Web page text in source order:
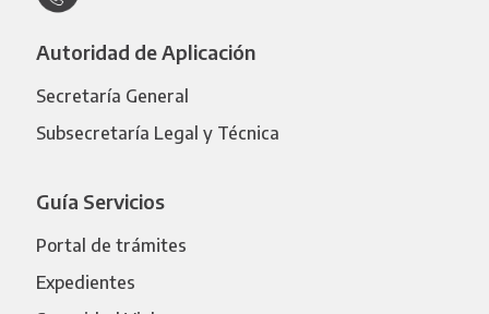
Autoridad de Aplicación
Secretaría General
Subsecretaría Legal y Técnica
Guía Servicios
Portal de trámites
Expedientes